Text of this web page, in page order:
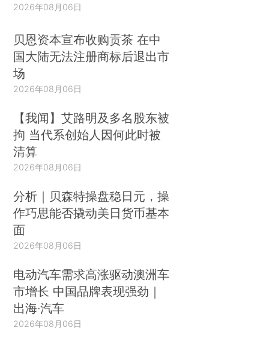
2026年08月06日
贝恩资本宣布收购贡茶 在中
国大陆无法注册商标后退出市
场
2026年08月06日
【我闻】艾路明及多名股东被
拘 当代系创始人因何此时被
清算
2026年08月06日
分析｜贝森特操盘稳日元，操
作巧思能否撬动美日货币基本
面
2026年08月06日
电动汽车需求高涨驱动澳洲车
市增长 中国品牌表现强劲｜
出海·汽车
2026年08月06日